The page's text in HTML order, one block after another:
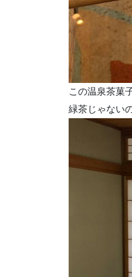
この温泉茶菓
緑茶じゃない